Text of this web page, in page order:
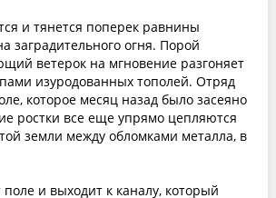
и тянется поперек равнины
заградительного огня. Порой
ветерок на мгновение разгоняет
изуродованных тополей. Отряд
которое месяц назад было засеяно
ростки все еще упрямо цепляются
земли между обломками металла, в
и выходит к каналу, который